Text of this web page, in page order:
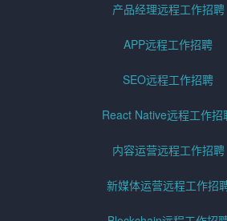
产品经理远程工作招聘
APP远程工作招聘
SEO远程工作招聘
React Native远程工作招
内容运营远程工作招聘
新媒体运营远程工作招